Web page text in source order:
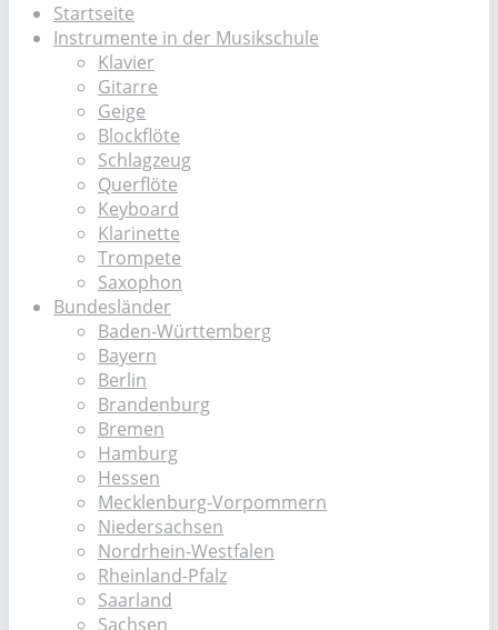
Startseite
Instrumente in der Musikschule
Klavier
Gitarre
Geige
Blockflöte
Schlagzeug
Querflöte
Keyboard
Klarinette
Trompete
Saxophon
Bundesländer
Baden-Württemberg
Bayern
Berlin
Brandenburg
Bremen
Hamburg
Hessen
Mecklenburg-Vorpommern
Niedersachsen
Nordrhein-Westfalen
Rheinland-Pfalz
Saarland
Sachsen